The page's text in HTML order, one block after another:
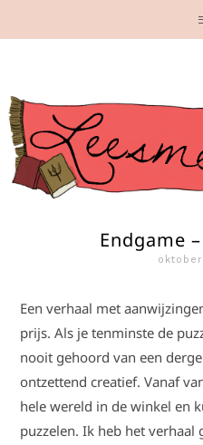
Endgame
Een verhaal met
prijs. Als je tenminste de
nooit gehoord van een
ontzettend creatief. Vanaf
hele wereld in de winkel en
puzzelen. Ik heb het verhaal